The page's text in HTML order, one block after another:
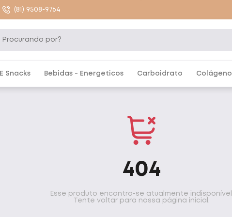
(81) 9508-9764
Snacks Bebidas - Energeticos Carboidrato Colágeno
404
Esse produto encontra-se atualmente indisponível.
Tente voltar para nossa página inicial.